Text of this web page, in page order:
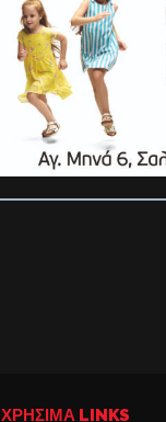
ΧΡΉΣΙΜΑ LINKS